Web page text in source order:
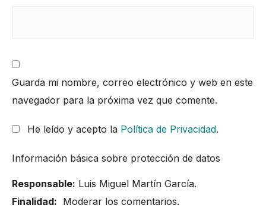
Guarda mi nombre, correo electrónico y web en este
navegador para la próxima vez que comente.
He leído y acepto la Política de Privacidad.
Información básica sobre protección de datos
Responsable: Luis Miguel Martín García.
Finalidad: Moderar los comentarios.